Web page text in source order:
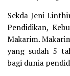
Sekda Jeni
Pendidikan,
Makarim.
yang sudah 5
bagi dunia